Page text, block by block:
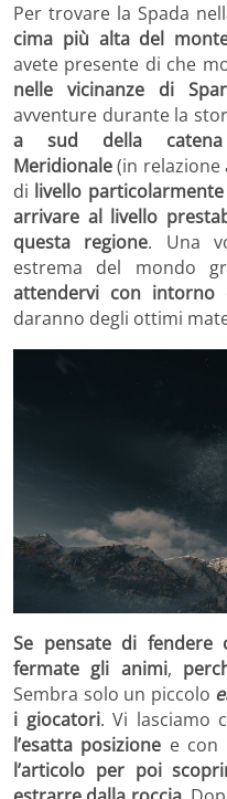
Per trovare la Spada
cima più alta del
avete presente di che
nelle vicinanze di
avventure durante la
a sud della catena
Meridionale(in relazione
di livello
arrivare al livello
questa regione. Una
estrema del mondo
attendervi con intorno
daranno degli ottimi
Se pensate di fendere
fermate gli animi,
Sembra solo un piccolo
i giocatori. Vi lasciamo
l’esatta posizione e con
l’articolo per poi